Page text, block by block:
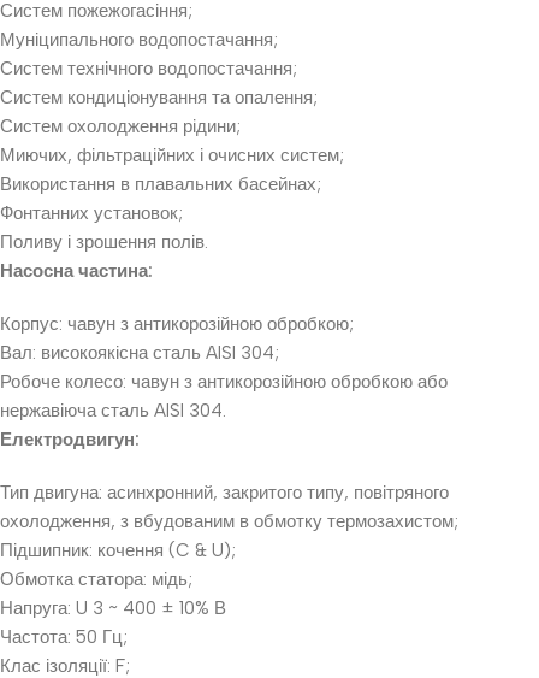
Систем пожежогасіння;
Муніципального водопостачання;
Систем технічного водопостачання;
Систем кондиціонування та опалення;
Систем охолодження рідини;
Миючих, фільтраційних і очисних систем;
Використання в плавальних басейнах;
Фонтанних установок;
Поливу і зрошення полів.
Насосна частина:
Корпус: чавун з антикорозійною обробкою;
Вал: високоякісна сталь AISI 304;
Робоче колесо: чавун з антикорозійною обробкою або
нержавіюча сталь AISI 304.
Електродвигун:
Тип двигуна: асинхронний, закритого типу, повітряного
охолодження, з вбудованим в обмотку термозахистом;
Підшипник: кочення (C & U);
Обмотка статора: мідь;
Напруга: U 3 ~ 400 ± 10% В
Частота: 50 Гц;
Клас ізоляції: F;